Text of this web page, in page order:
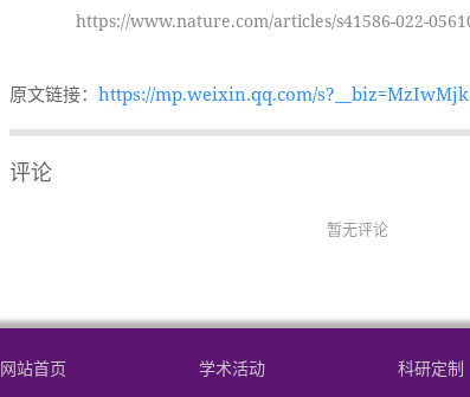
https://www.nature.com/articles/s41586-022-
原文链接： https://mp.weixin.qq.com/
评论
暂无评论
网站首页
学术活动
科研定制